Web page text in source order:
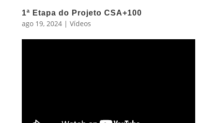
1ª Etapa do Projeto CSA+100
ago 19, 2024| Vídeos